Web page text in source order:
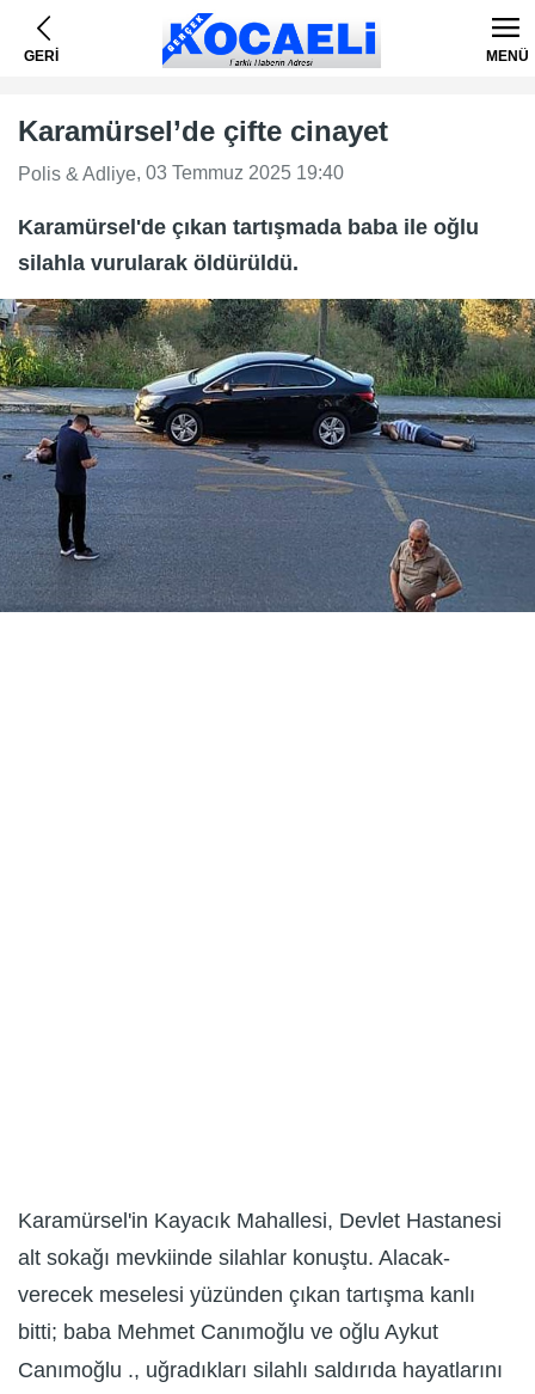
GERİ MENÜ
Karamürsel’de çifte cinayet
Polis & Adliye, 03 Temmuz 2025 19:40
Karamürsel'de çıkan tartışmada baba ile oğlu
silahla vurularak öldürüldü.
Karamürsel'in Kayacık Mahallesi, Devlet Hastanesi
alt sokağı mevkiinde silahlar konuştu. Alacak-
verecek meselesi yüzünden çıkan tartışma kanlı
bitti; baba Mehmet Canımoğlu ve oğlu Aykut
Canımoğlu ., uğradıkları silahlı saldırıda hayatlarını